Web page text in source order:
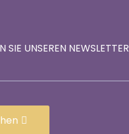
SIE UNSEREN NEWSLETTER